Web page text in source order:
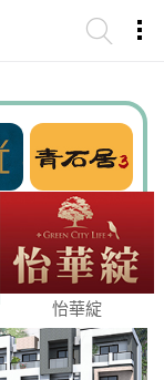
怡華綻
青石居3